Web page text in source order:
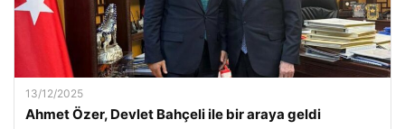
13/12/2025
Ahmet Özer, Devlet Bahçeli ile bir araya geldi